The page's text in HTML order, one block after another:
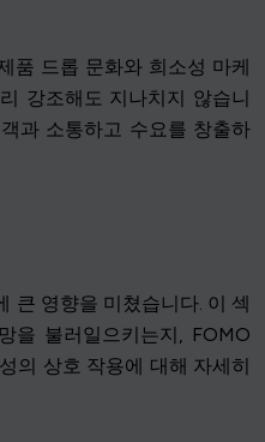
품 드롭 문화와 희소성 마케
강조해도 지나치지 않습니
과 소통하고 수요를 창출하
큰 영향을 미쳤습니다. 이 섹
을 불러일으키는지, FOMO
의 상호 작용에 대해 자세히